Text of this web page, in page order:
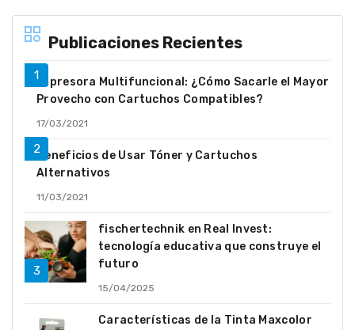
Publicaciones Recientes
Impresora Multifuncional: ¿Cómo Sacarle el Mayor
Provecho con Cartuchos Compatibles?
17/03/2021
Beneficios de Usar Tóner y Cartuchos
Alternativos
11/03/2021
fischertechnik en Real Invest:
tecnología educativa que construye el
futuro
15/04/2025
Características de la Tinta Maxcolor